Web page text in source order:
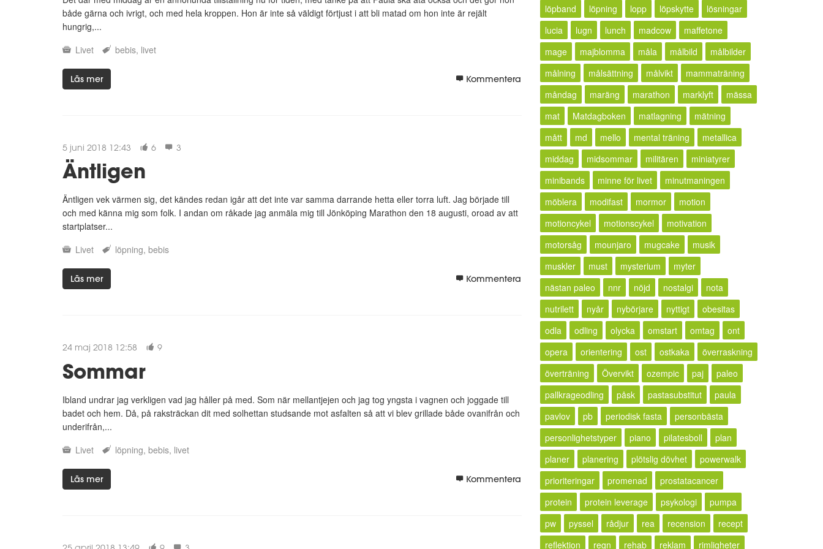
både gärna och ivrigt, och med hela kroppen. Hon är inte så väldigt förtjust i att bli matad om hon inte är rejält
hungrig,...
Livet
bebis livet
Läs mer Kommentera
5 juni 2018 12:43 6 3
Äntligen
Äntligen vek värmen sig, det kändes redan igår att det inte var samma darrande hetta eller torra luft. Jag började till
och med känna mig som folk. I andan om råkade jag anmäla mig till Jönköping Marathon den 18 augusti, oroad av att
startplatser...
Livet
löpning bebis
Läs mer Kommentera
24 maj 2018 12:58 9
Sommar
Ibland undrar jag verkligen vad jag håller på med. Som när mellantjejen och jag tog yngsta i vagnen och joggade till
badet och hem. Då, på raksträckan dit med solhettan studsande mot asfalten så att vi blev grillade både ovanifrån och
underifrån,...
Livet
löpning bebis livet
Läs mer Kommentera
löpband
löpning lopp löpskytte
lösningar
lucia
lugn lunch madcow
maffetone
mage
majblomma måla målbild
målbilder
målning
målsättning målvikt
mammaträning
måndag
maräng marathon marklyft
mässa
mat
Matdagboken matlagning
mätning
mått
md mello mental träning
metallica
middag
midsommar militären
miniatyrer
minibands
minne för livet
minutmaningen
möblera
modifast mormor
motion
motioncykel
motionscykel
motivation
motorsåg
mounjaro mugcake
musik
muskler
must mysterium
myter
nästan paleo
nnr nöjd nostalgi
nota
nutrilett
nyår nybörjare nyttigt
obesitas
odla
odling olycka omstart omtag
ont
opera
orientering ost ostkaka
överraskning
överträning
Övervikt ozempic paj
paleo
pallkrageodling
påsk pastasubstitut
paula
pavlov
pb periodisk fasta
personbästa
personlighetstyper
piano pilatesboll
plan
planer
planering plötslig dövhet
powerwalk
prioriteringar
promenad
prostatacancer
protein
protein leverage psykologi
pumpa
pw
pyssel rådjur rea recension
recept
reflektion
regn rehab reklam rimligheter